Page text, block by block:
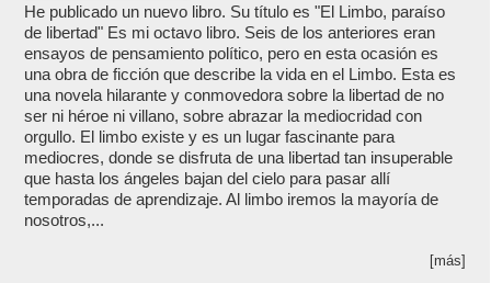
He publicado un nuevo libro. Su título es "El Limbo, paraíso
de libertad" Es mi octavo libro. Seis de los anteriores eran
ensayos de pensamiento político, pero en esta ocasión es
una obra de ficción que describe la vida en el Limbo. Esta es
una novela hilarante y conmovedora sobre la libertad de no
ser ni héroe ni villano, sobre abrazar la mediocridad con
orgullo. El limbo existe y es un lugar fascinante para
mediocres, donde se disfruta de una libertad tan insuperable
que hasta los ángeles bajan del cielo para pasar allí
temporadas de aprendizaje. Al limbo iremos la mayoría de
nosotros,...
[más]